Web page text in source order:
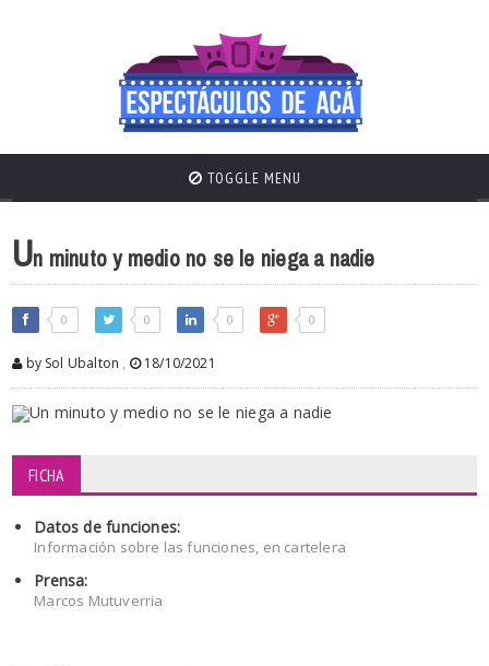
TOGGLE MENU
Un minuto y medio no se le niega a nadie
0 0 0 0
by Sol Ubalton , 18/10/2021
FICHA
Datos de funciones:
Información sobre las funciones, en cartelera
Prensa:
Marcos Mutuverria